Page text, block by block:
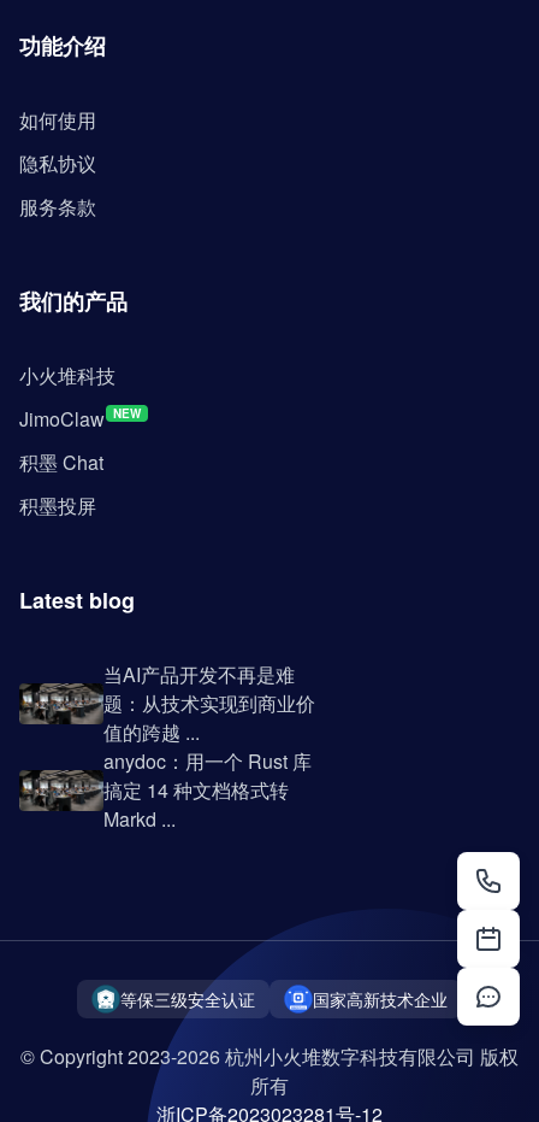
功能介绍
如何使用
隐私协议
服务条款
我们的产品
小火堆科技
JimoClaw NEW
积墨 Chat
积墨投屏
Latest blog
当AI产品开发不再是难
题：从技术实现到商业价
值的跨越 ...
anydoc：用一个 Rust 库
搞定 14 种文档格式转
Markd ...
等保三级安全认证 国家高新技术企业
© Copyright 2023-2026 杭州小火堆数字科技有限公司 版权
所有
浙ICP备2023023281号-12